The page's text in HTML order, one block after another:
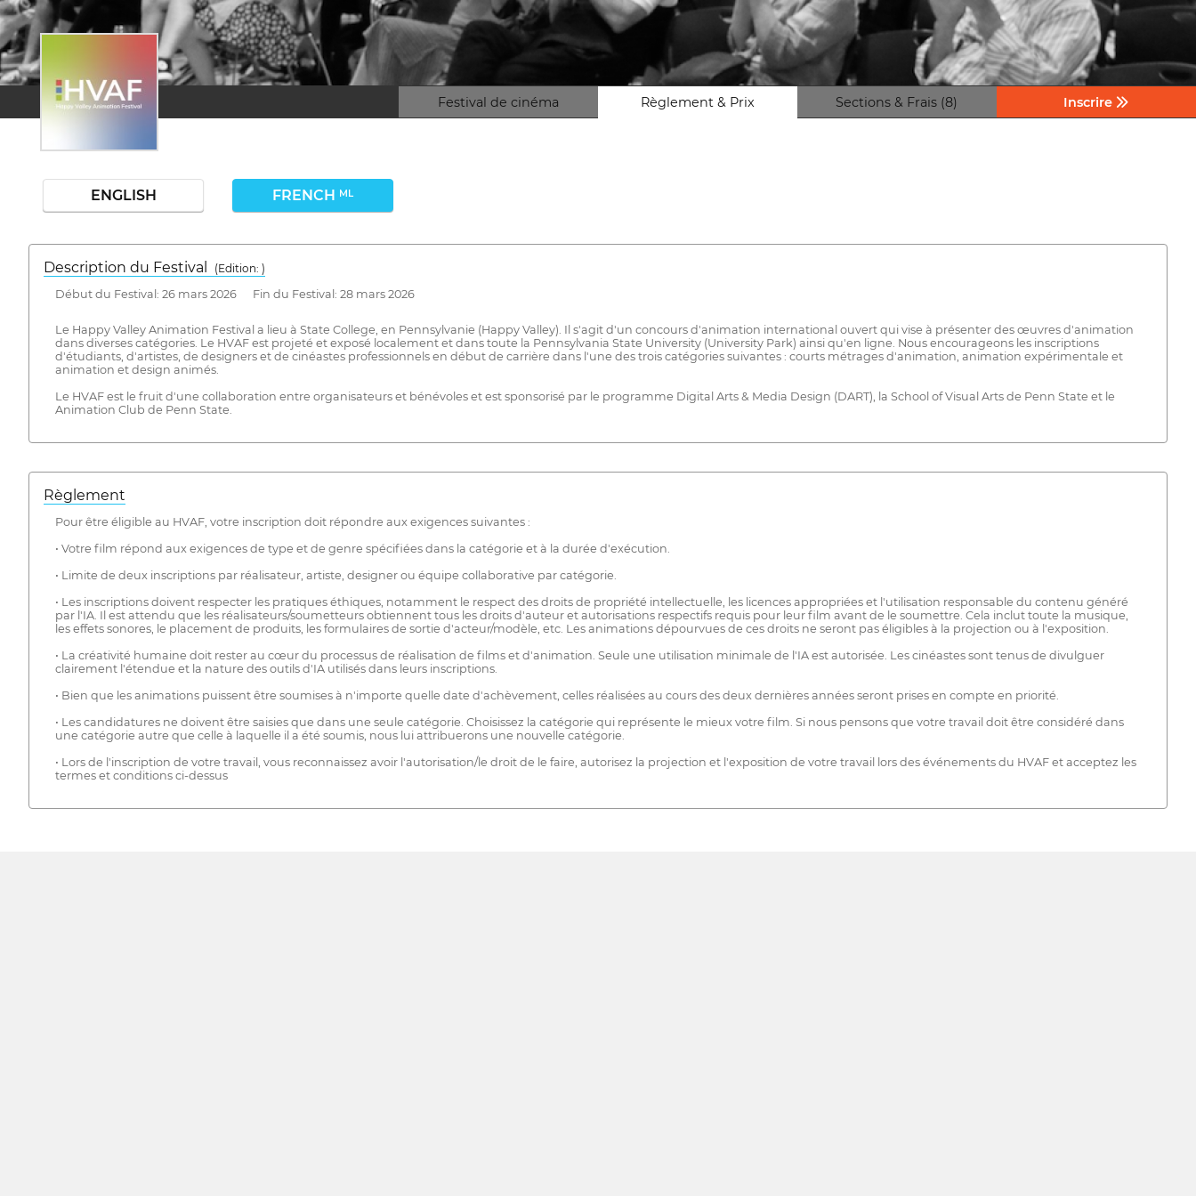
Festival de cinéma Règlement & Prix Sections & Frais (8) Inscrire
ENGLISH FRENCH ML
Description du Festival
( Edition: )
Début du Festival: 26 mars 2026 Fin du Festival: 28 mars 2026
Le Happy Valley Animation Festival a lieu à State College, en Pennsylvanie (Happy Valley). Il s'agit d'un concours d'animation international ouvert qui vise à présenter des œuvres d'animation
dans diverses catégories. Le HVAF est projeté et exposé localement et dans toute la Pennsylvania State University (University Park) ainsi qu'en ligne. Nous encourageons les inscriptions
d'étudiants, d'artistes, de designers et de cinéastes professionnels en début de carrière dans l'une des trois catégories suivantes : courts métrages d'animation, animation expérimentale et
animation et design animés.
Le HVAF est le fruit d'une collaboration entre organisateurs et bénévoles et est sponsorisé par le programme Digital Arts & Media Design (DART), la School of Visual Arts de Penn State et le
Animation Club de Penn State.
Règlement
Pour être éligible au HVAF, votre inscription doit répondre aux exigences suivantes :
• Votre film répond aux exigences de type et de genre spécifiées dans la catégorie et à la durée d'exécution.
• Limite de deux inscriptions par réalisateur, artiste, designer ou équipe collaborative par catégorie.
• Les inscriptions doivent respecter les pratiques éthiques, notamment le respect des droits de propriété intellectuelle, les licences appropriées et l'utilisation responsable du contenu généré
par l'IA. Il est attendu que les réalisateurs/soumetteurs obtiennent tous les droits d'auteur et autorisations respectifs requis pour leur film avant de le soumettre. Cela inclut toute la musique,
les effets sonores, le placement de produits, les formulaires de sortie d'acteur/modèle, etc. Les animations dépourvues de ces droits ne seront pas éligibles à la projection ou à l'exposition.
• La créativité humaine doit rester au cœur du processus de réalisation de films et d'animation. Seule une utilisation minimale de l'IA est autorisée. Les cinéastes sont tenus de divulguer
clairement l'étendue et la nature des outils d'IA utilisés dans leurs inscriptions.
• Bien que les animations puissent être soumises à n'importe quelle date d'achèvement, celles réalisées au cours des deux dernières années seront prises en compte en priorité.
• Les candidatures ne doivent être saisies que dans une seule catégorie. Choisissez la catégorie qui représente le mieux votre film. Si nous pensons que votre travail doit être considéré dans
une catégorie autre que celle à laquelle il a été soumis, nous lui attribuerons une nouvelle catégorie.
• Lors de l'inscription de votre travail, vous reconnaissez avoir l'autorisation/le droit de le faire, autorisez la projection et l'exposition de votre travail lors des événements du HVAF et acceptez les
termes et conditions ci-dessus